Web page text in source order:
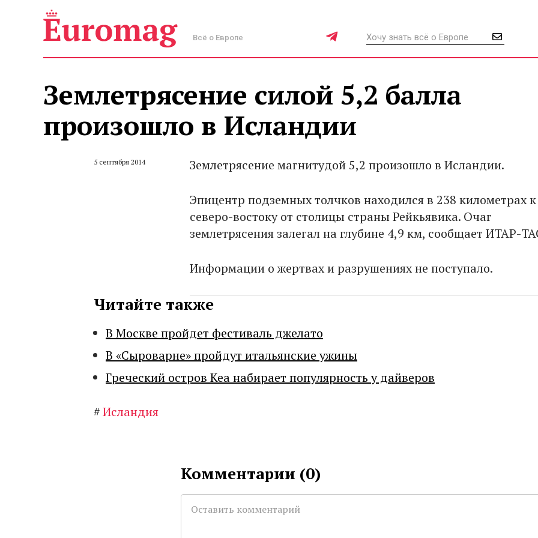
Всё о Европе
Землетрясение силой 5,2 балла
произошло в Исландии
5 сентября 2014 Землетрясение магнитудой 5,2 произошло в Исландии.
Эпицентр подземных толчков находился в 238 километрах к
северо-востоку от столицы страны Рейкьявика. Очаг
землетрясения залегал на глубине 4,9 км, сообщает ИТАР-
Информации о жертвах и разрушениях не поступало.
Читайте также
В Москве пройдет фестиваль джелато
В «Сыроварне» пройдут итальянские ужины
Греческий остров Кеа набирает популярность у дайверов
#Исландия
Комментарии (0)